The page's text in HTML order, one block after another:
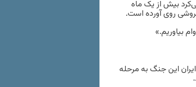
کار می‌کرد بیش از یک ماه
روی آورده است.
بیاوریم.»
این جنگ به مرحله